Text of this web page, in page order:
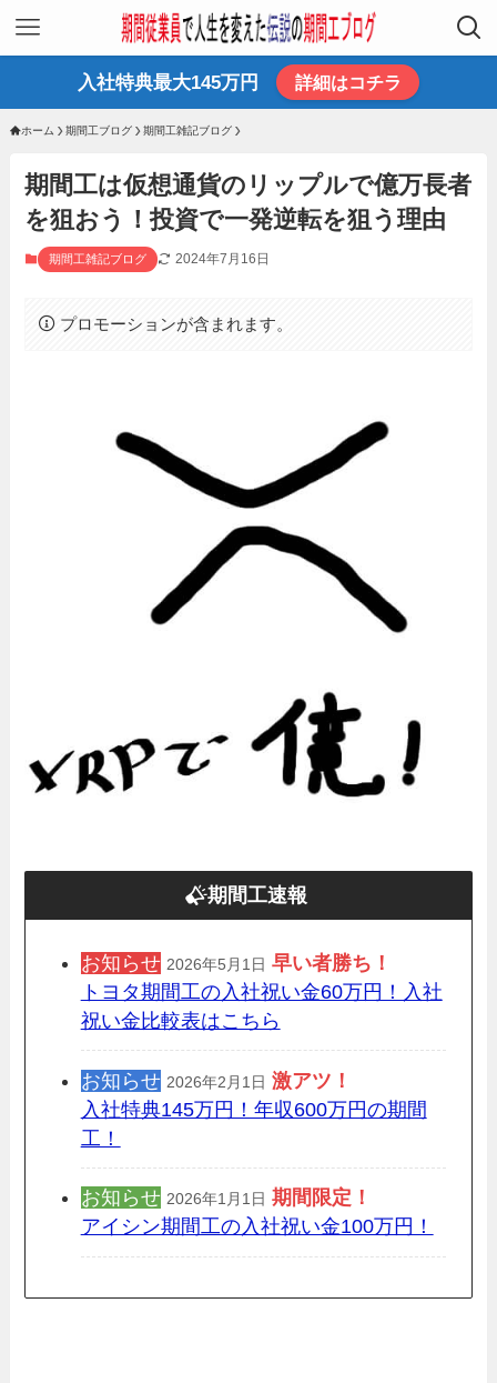
入社特典最大145万円 詳細はコチラ
ホーム 期間工ブログ 期間工雑記ブログ
期間工は仮想通貨のリップルで億万長者
を狙おう！投資で一発逆転を狙う理由
期間工雑記ブログ 2024年7月16日
プロモーションが含まれます。
期間工速報
お知らせ 2026年5月1日 早い者勝ち！
トヨタ期間工の入社祝い金60万円！入社
祝い金比較表はこちら
お知らせ 2026年2月1日 激アツ！
入社特典145万円！年収600万円の期間
工！
お知らせ 2026年1月1日 期間限定 ！
アイシン期間工の入社祝い金100万円！